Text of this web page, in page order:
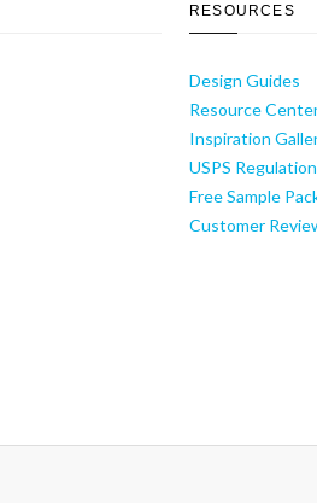
RESOURCES
Design Guides
Resource
Inspiration
USPS
Free Sample
Customer